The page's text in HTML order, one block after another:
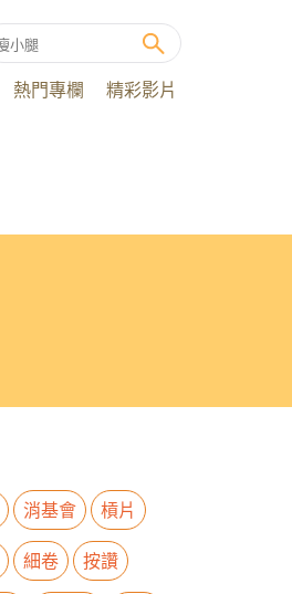
熱門專欄 精彩影片
消基會
槓片
細卷
按讚